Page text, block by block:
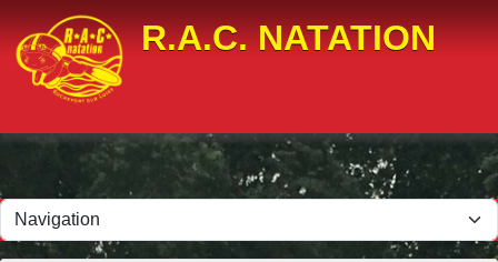
R.A.C. NATATION
Panneau de gestion des cookies